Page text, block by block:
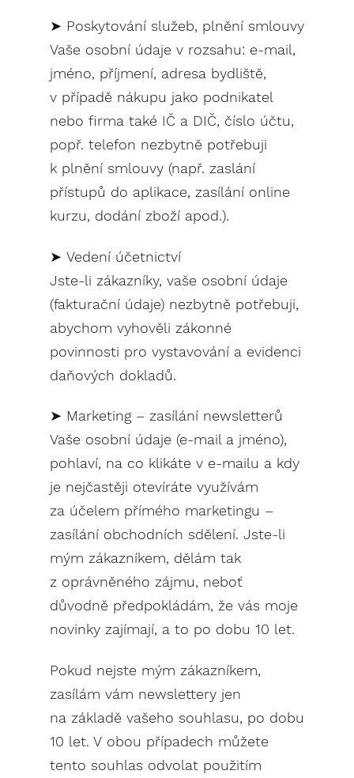
➤ Poskytování služeb, plnění smlouvy
Vaše osobní údaje v rozsahu: e-mail,
jméno, příjmení, adresa bydliště,
v případě nákupu jako podnikatel
nebo firma také IČ a DIČ, číslo účtu,
popř. telefon nezbytně potřebuji
k plnění smlouvy (např. zaslání
přístupů do aplikace, zasílání online
kurzu, dodání zboží apod.).
➤ Vedení účetnictví
Jste-li zákazníky, vaše osobní údaje
(fakturační údaje) nezbytně potřebuji,
abychom vyhověli zákonné
povinnosti pro vystavování a evidenci
daňových dokladů.
➤ Marketing – zasílání newsletterů
Vaše osobní údaje (e-mail a jméno),
pohlaví, na co klikáte v e-mailu a kdy
je nejčastěji otevíráte využívám
za účelem přímého marketingu –
zasílání obchodních sdělení. Jste-li
mým zákazníkem, dělám tak
z oprávněného zájmu, neboť
důvodně předpokládám, že vás moje
novinky zajímají, a to po dobu 10 let.
Pokud nejste mým zákazníkem,
zasílám vám newslettery jen
na základě vašeho souhlasu, po dobu
10 let. V obou případech můžete
tento souhlas odvolat použitím